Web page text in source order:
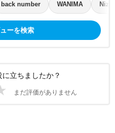
back number WANIMA NiziU
ーを検索
立ちましたか？
まだ評価がありません